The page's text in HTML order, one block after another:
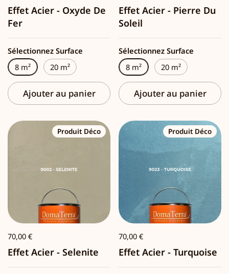
Effet Acier - Oxyde De
Fer
Sélectionnez Surface
8 m²
20 m²
Ajouter au panier
Effet Acier - Pierre Du
Soleil
Sélectionnez Surface
8 m²
20 m²
Ajouter au panier
70,00 €
Effet Acier - Selenite
Produit Déco
70,00 €
Effet Acier - Turquoise
Produit Déco